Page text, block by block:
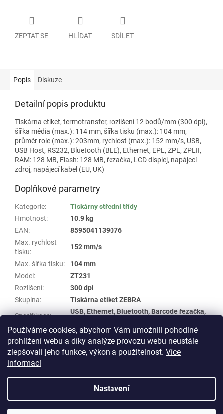
Používáme cookies, abychom Vám umožnili pohodlné
prohlížení webu a díky analýze provozu webu neustále
zlepšovali jeho funkce, výkon a použitelnost. Více
informací
Nastavení
ZEPTAT SE HLÍDAT SDÍLET
Popis Diskuze
Detailní popis produktu
Tiskárna etiket, termotransfer, rozlišení 12 bodů/mm (300 dpi),
šířka média (max.): 114 mm, šířka tisku (max.): 104 mm,
průměr role (max.): 203mm, rychlost (max.): 152 mm/s, USB,
USB Host, RS232, Bluetooth (BLE), Ethernet, EPL, ZPL, ZPLII,
RAM: 128 MB, Flash: 128 MB, řezačka, LCD displej, napájecí
zdroj, napájecí kabel (EU, UK)
Doplňkové parametry
Kategorie:
Tiskárny střední třídy
Hmotnost:
10.9 kg
EAN:
8595041139076
Max. rychlost
tisku:
152 mm/s
Max. šířka tisku:
104 mm
Model :
ZT231
Rozlišení:
300 dpi
Skupina: Tiskárna etiket ZEBRA
Specifikace:
USB, Ethernet, Bluetooth, Barcode řezačka,
Typ tisku: termotransfer